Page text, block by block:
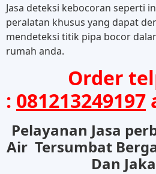
Jasa deteksi kebocoran seperti
peralatan khusus yang dapat
mendeteksi titik pipa bocor
rumah anda.
Order
: 081213249197
Pelayanan Jasa
Air Tersumbat
Dan